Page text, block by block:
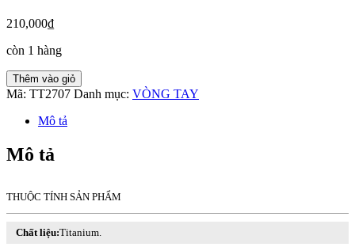
210,000₫
còn 1 hàng
Bộ
2
Mặt
Tròn
Ko
Đen
2707
Thêm vào giỏ
Mã: TT2707 Danh mục: VÒNG TAY
Mô tả
Mô tả
THUỘC TÍNH SẢN PHẨM
Chất liệu:Titanium.